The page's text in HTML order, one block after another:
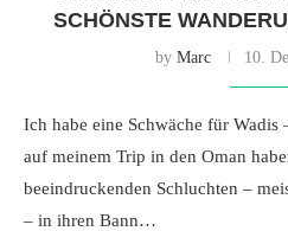
SCHÖNSTE
by Marc 10.
Ich habe eine Schwäche für Wadis
auf meinem Trip in den Oman
beeindruckenden Schluchten –
– in ihren Bann…